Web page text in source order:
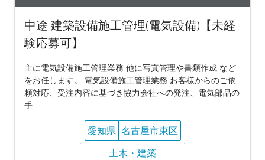
中途 建築設備施工管理(電気設備)【未経
験応募可】
主に電気設備施工管理業務 他に写真管理や書類作成 など
をお任します。 電気設備施工管理業務 お客様からのご依
頼対応、受注内容に基づき協力会社への発注、電気部品の
手
愛知県 名古屋市東区
土木・建築